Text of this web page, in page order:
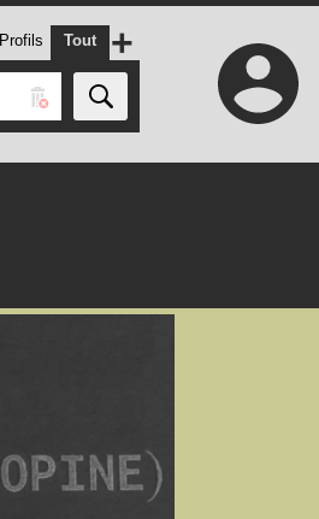
Profils Tout +